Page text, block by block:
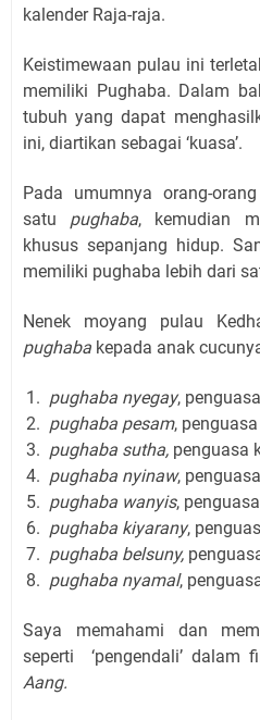
kalender Raja-raja.
Keistimewaan pulau ini
memiliki Pughaba. Dalam
tubuh yang dapat
ini, diartikan sebagai ‘kuasa’.
Pada umumnya orang-
satu pughaba, kemudian
khusus sepanjang hidup.
memiliki pughaba lebih dari
Nenek moyang pulau
pughaba kepada anak
pughaba nyegay,
pughaba pesam,
pughaba sutha, penguasa
pughaba nyinaw,
pughaba wanyis,
pughaba kiyarany,
pughaba belsuny,
pughaba nyamal,
Saya memahami dan
seperti
‘pengendali’ dalam
Aang.